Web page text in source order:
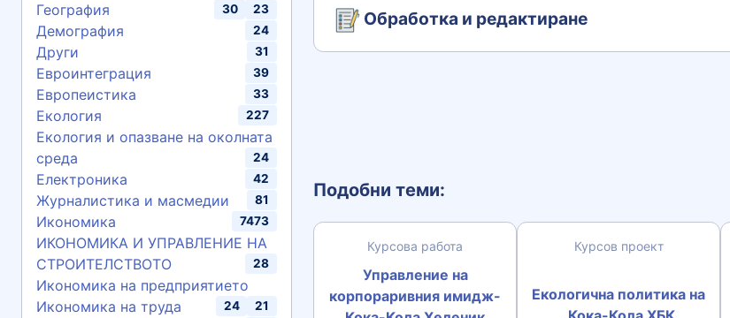
23
География 30
Демография 24
Други 31
Евроинтеграция 39
Европеистика 33
Екология 227
Екология и опазване на околната
среда
24
Електроника 42
Журналистика и масмедии 81
Икономика 7473
ИКОНОМИКА И УПРАВЛЕНИЕ НА
СТРОИТЕЛСТВОТО
28
Икономика на предприятието
21
Икономика на труда 24
Обработка и редактиране
Подобни теми:
Курсова работа
Управление на
корпораривния имидж-
Курсов проект
Екологична политика на